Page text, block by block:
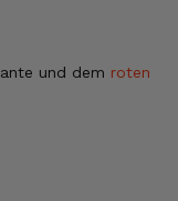
und dem roten